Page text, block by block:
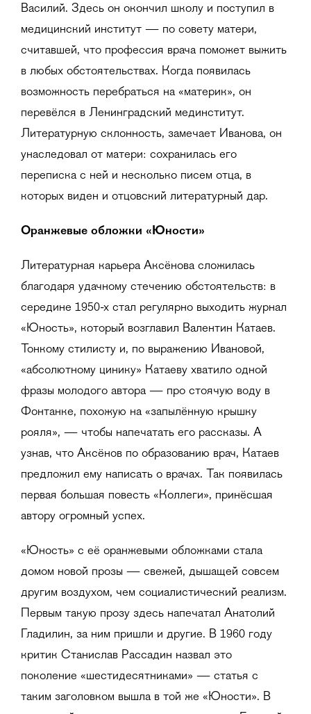
Василий. Здесь он окончил школу и поступил в
медицинский институт — по совету матери,
считавшей, что профессия врача поможет выжить
в любых обстоятельствах. Когда появилась
возможность перебраться на «материк», он
перевёлся в Ленинградский мединститут.
Литературную склонность, замечает Иванова, он
унаследовал от матери: сохранилась его
переписка с ней и несколько писем отца, в
которых виден и отцовский литературный дар.
Оранжевые обложки «Юности»
Литературная карьера Аксёнова сложилась
благодаря удачному стечению обстоятельств: в
середине 1950-х стал регулярно выходить журнал
«Юность», который возглавил Валентин Катаев.
Тонкому стилисту и, по выражению Ивановой,
«абсолютному цинику» Катаеву хватило одной
фразы молодого автора — про стоячую воду в
Фонтанке, похожую на «запылённую крышку
рояля», — чтобы напечатать его рассказы. А
узнав, что Аксёнов по образованию врач, Катаев
предложил ему написать о врачах. Так появилась
первая большая повесть «Коллеги», принёсшая
автору огромный успех.
«Юность» с её оранжевыми обложками стала
домом новой прозы — свежей, дышащей совсем
другим воздухом, чем социалистический реализм.
Первым такую прозу здесь напечатал Анатолий
Гладилин, за ним пришли и другие. В 1960 году
критик Станислав Рассадин назвал это
поколение «шестидесятниками» — статья с
таким заголовком вышла в той же «Юности». В